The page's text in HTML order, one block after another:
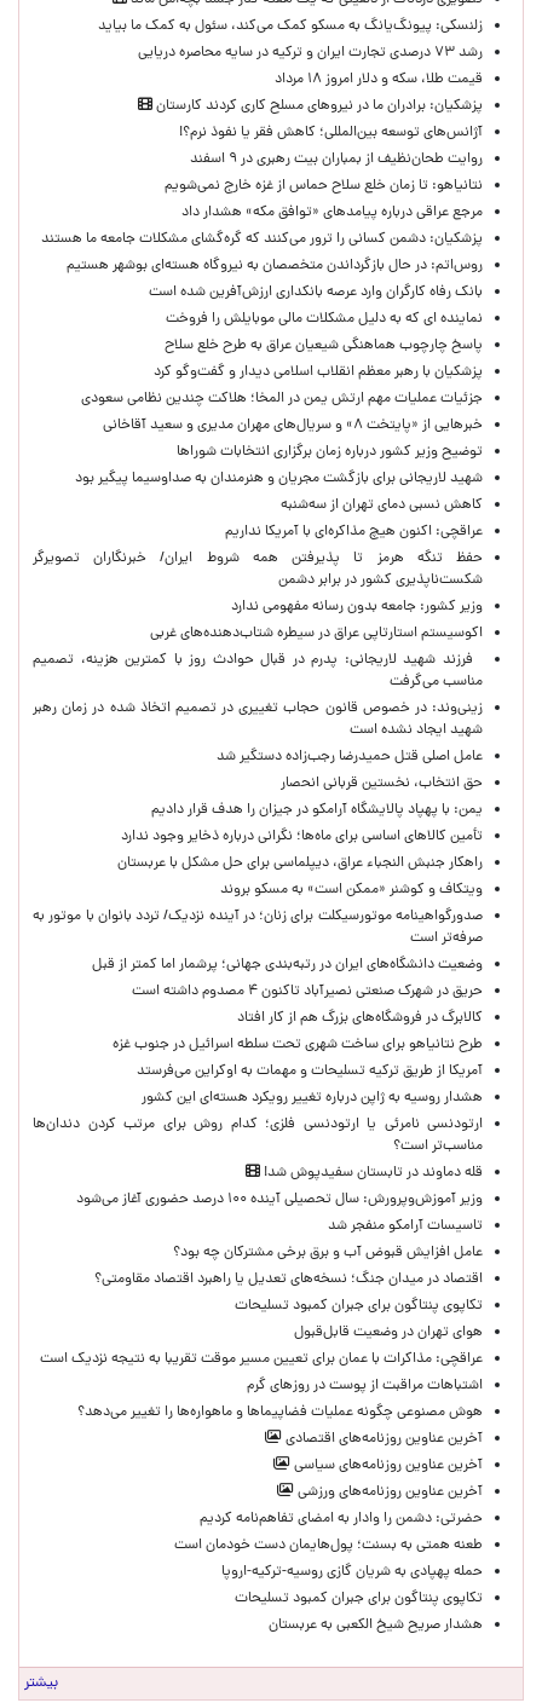
زلنسکی: پیونگ‌یانگ به مسکو کمک می‌کند، سئول به کمک ما بیاید
رشد ۷۳ درصدی تجارت ایران و ترکیه در سایه محاصره دریایی
قیمت طلا، سکه و دلار امروز ۱۸ مرداد
پزشکیان: برادران ما در نیروهای مسلح کاری کردند کارستان
آژانس‌های توسعه بین‌المللی؛ کاهش فقر یا نفوذ نرم؟!
روایت طحان‌نظیف از بمباران بیت رهبری در ۹ اسفند
نتانیاهو: تا زمان خلع سلاح حماس از غزه خارج نمی‌شویم
مرجع عراقی درباره پیامدهای «توافق مکه» هشدار داد
پزشکیان: دشمن کسانی را ترور می‌کنند که گره‌گشای مشکلات جامعه ما هستند
روس‌اتم: در حال بازگرداندن متخصصان به نیروگاه هسته‌ای بوشهر هستیم
بانک رفاه کارگران وارد عرصه بانکداری ارزش‌آفرین شده است
نماینده ای که به دلیل مشکلات مالی موبایلش را فروخت
پاسخ چارچوب هماهنگی شیعیان عراق به طرح خلع سلاح
پزشکیان با رهبر معظم انقلاب اسلامی دیدار و گفت‌وگو کرد
جزئیات عملیات مهم ارتش یمن در المخا؛ هلاکت چندین نظامی سعودی
خبرهایی از «پایتخت ۸» و سریال‌های مهران مدیری و سعید آقاخانی
توضیح وزیر کشور درباره زمان برگزاری انتخابات شوراها
شهید لاریجانی برای بازگشت مجریان و هنرمندان به صداوسیما پیگیر بود
کاهش نسبی دمای تهران از سه‌شنبه
عراقچی: اکنون هیچ مذاکره‌ای با آمریکا نداریم
حفظ تنگه هرمز تا پذیرفتن همه شروط ایران/ خبرنگاران تصویرگر
شکست‌ناپذیری کشور در برابر دشمن
وزیر کشور: جامعه بدون رسانه مفهومی ندارد
اکوسیستم استارتاپی عراق در سیطره شتاب‌دهنده‌‌های غربی
فرزند شهید لاریجانی: پدرم در قبال حوادث روز با کمترین هزینه، تصمیم
مناسب می‌گرفت
زینی‌وند: در خصوص قانون حجاب تغییری در تصمیم اتخاذ شده در زمان رهبر
شهید ایجاد نشده است
عامل اصلی قتل حمیدرضا رجب‌زاده دستگیر شد
حق انتخاب، نخستین قربانی انحصار
یمن: با پهپاد پالایشگاه آرامکو در جیزان را هدف قرار دادیم
تأمین کالاهای اساسی برای ماه‌ها؛ نگرانی درباره ذخایر وجود ندارد
راهکار جنبش النجباء عراق، دیپلماسی برای حل مشکل با عربستان
ویتکاف و کوشنر «ممکن است» به مسکو بروند
صدورگواهینامه موتورسیکلت برای زنان؛ در آینده نزدیک/ تردد بانوان با موتور به‌
صرفه‌تر است
وضعیت دانشگاه‌های ایران در رتبه‌بندی جهانی؛ پرشمار اما کمتر از قبل
حریق در شهرک صنعتی نصیرآباد تاکنون ۴ مصدوم داشته است
کالابرگ در فروشگاه‌های بزرگ هم از کار افتاد
طرح نتانیاهو برای ساخت شهری تحت سلطه اسرائیل در جنوب غزه
آمریکا از طریق ترکیه تسلیحات و مهمات به اوکراین می‌فرستد
هشدار روسیه به ژاپن درباره تغییر رویکرد هسته‌ای این کشور
ارتودنسی نامرئی یا ارتودنسی فلزی؛ کدام روش برای مرتب کردن دندان‌ها
مناسب‌تر است؟
قله دماوند در تابستان سفیدپوش شد!
وزیر آموزش‌وپرورش: سال تحصیلی آینده ۱۰۰ درصد حضوری آغاز می‌شود
تاسیسات آرامکو منفجر شد
عامل افزایش قبوض آب و برق برخی مشترکان چه بود؟
اقتصاد در میدان جنگ؛ نسخه‌های تعدیل یا راهبرد اقتصاد مقاومتی؟
تکاپوی پنتاگون برای جبران کمبود تسلیحات
هوای تهران در وضعیت قابل‌قبول
عراقچی: مذاکرات با عمان برای تعیین مسیر موقت تقریبا به نتیجه نزدیک است
اشتباهات مراقبت از پوست در روزهای گرم
هوش مصنوعی چگونه عملیات فضاپیماها و ماهواره‌ها را تغییر می‌دهد؟
آخرین عناوین روزنامه‌های اقتصادی
آخرین عناوین روزنامه‌های سیاسی
آخرین عناوین روزنامه‌های ورزشی
حضرتی: دشمن را وادار به امضای تفاهم‌نامه کردیم
طعنه همتی به بسنت؛ پول‌هایمان دست خودمان است
حمله پهپادی به شریان گازی روسیه-ترکیه-اروپا
تکاپوی پنتاگون برای جبران کمبود تسلیحات
هشدار صریح شیخ الکعبی به عربستان
بیشتر